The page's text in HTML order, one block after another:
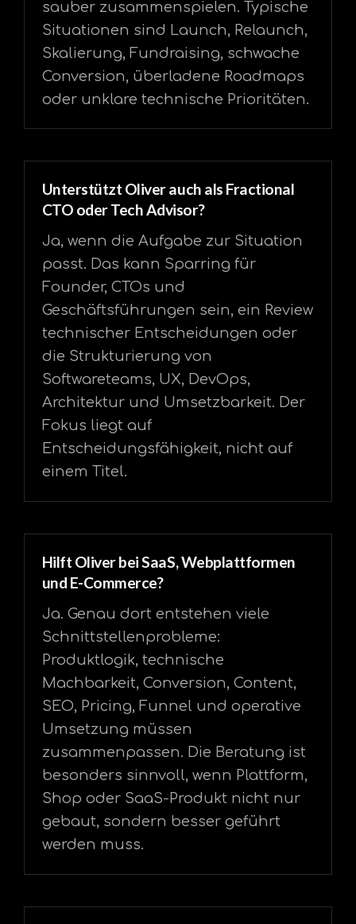
sauber zusammenspielen. Typische
Situationen sind Launch, Relaunch,
Skalierung, Fundraising, schwache
Conversion, überladene Roadmaps
oder unklare technische Prioritäten.
Unterstützt Oliver auch als Fractional
CTO oder Tech Advisor?
Ja, wenn die Aufgabe zur Situation
passt. Das kann Sparring für
Founder, CTOs und
Geschäftsführungen sein, ein Review
technischer Entscheidungen oder
die Strukturierung von
Softwareteams, UX, DevOps,
Architektur und Umsetzbarkeit. Der
Fokus liegt auf
Entscheidungsfähigkeit, nicht auf
einem Titel.
Hilft Oliver bei SaaS, Webplattformen
und E-Commerce?
Ja. Genau dort entstehen viele
Schnittstellenprobleme:
Produktlogik, technische
Machbarkeit, Conversion, Content,
SEO, Pricing, Funnel und operative
Umsetzung müssen
zusammenpassen. Die Beratung ist
besonders sinnvoll, wenn Plattform,
Shop oder SaaS-Produkt nicht nur
gebaut, sondern besser geführt
werden muss.